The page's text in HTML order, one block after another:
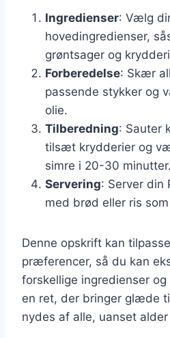
Ingredienser: Vælg
hovedingredienser,
grøntsager og
Forberedelse: Skær
passende stykker og
olie.
Tilberedning: Sauter
tilsæt krydderier og
simre i 20-30 minutter.
Servering: Server din
med brød eller ris
Denne opskrift kan
præferencer, så du kan
forskellige ingredienser
en ret, der bringer glæde
nydes af alle, uanset